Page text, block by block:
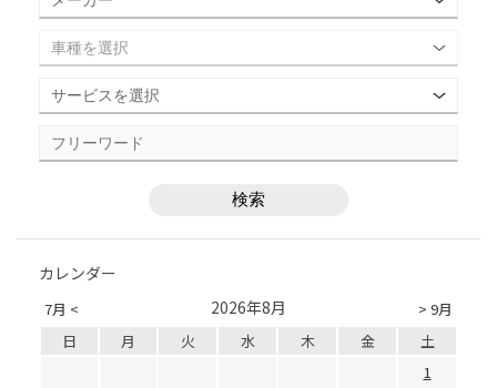
カレンダー
7月 < > 9月
2026年8月
日 月 火 水 木 金
土
1